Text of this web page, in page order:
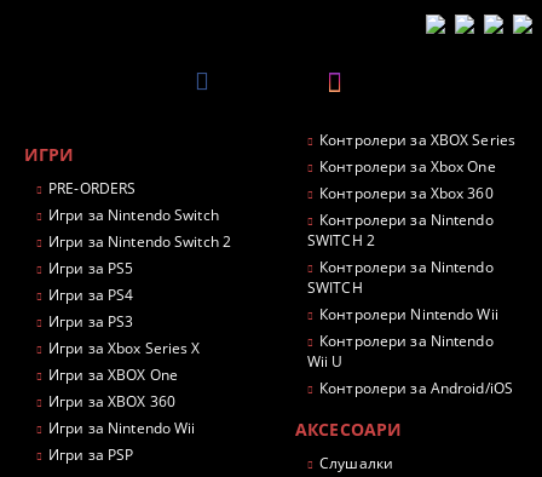
ИГРИ
PRE-ORDERS
Игри за Nintendo Switch
Игри за Nintendo Switch 2
Игри за PS5
Игри за PS4
Игри за PS3
Игри за Xbox Series X
Игри за XBOX One
Игри за XBOX 360
Игри за Nintendo Wii
Игри за PSP
Контролери за XBOX Series
Контролери за Xbox One
Контролери за Xbox 360
Контролери за Nintendo
SWITCH 2
Контролери за Nintendo
SWITCH
Контролери Nintendo Wii
Контролери за Nintendo
Wii U
Контролери за Android/iOS
АКСЕСОАРИ
Слушалки